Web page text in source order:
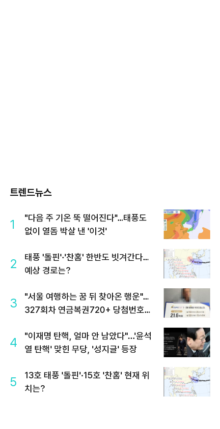
트렌드뉴스
1
"다음 주 기온 뚝 떨어진다"…태풍도
없이 열돔 박살 낸 '이것'
2
태풍 '돌핀'·'찬홈' 한반도 빗겨간다…
예상 경로는?
3
"서울 여행하는 꿈 뒤 찾아온 행운"…
327회차 연금복권720+ 당첨번호조
4
"이재명 탄핵, 얼마 안 남았다"...'윤석
열 탄핵' 맞힌 무당, '성지글' 등장
5
13호 태풍 '돌핀'·15호 '찬홈' 현재 위
치는?